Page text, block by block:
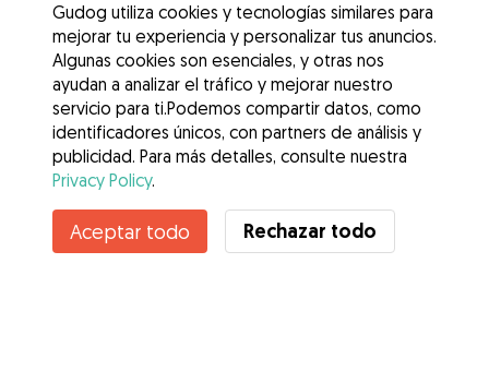
Contacta con Cristina
¿Conoces los Beneficios de Gudog? Ver más
Gudog utiliza cookies y tecnologías similares para
mejorar tu experiencia y personalizar tus anuncios.
Algunas cookies son esenciales, y otras nos
ayudan a analizar el tráfico y mejorar nuestro
servicio para ti.Podemos compartir datos, como
identificadores únicos, con partners de análisis y
publicidad. Para más detalles, consulte nuestra
Privacy Policy.
Aceptar todo Rechazar todo